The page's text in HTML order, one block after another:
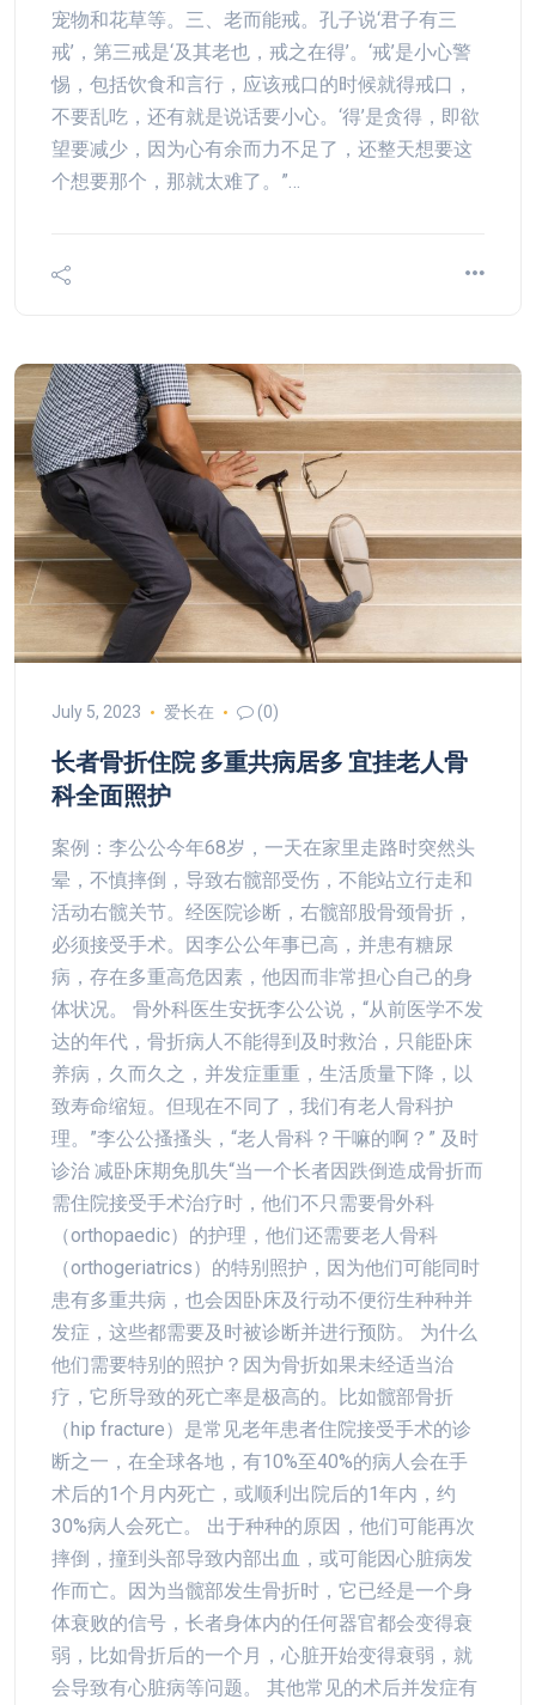
宠物和花草等。三、老而能戒。孔子说‘君子有三
戒’，第三戒是‘及其老也，戒之在得’。‘戒’是小心警
惕，包括饮食和言行，应该戒口的时候就得戒口，
不要乱吃，还有就是说话要小心。‘得’是贪得，即欲
望要减少，因为心有余而力不足了，还整天想要这
个想要那个，那就太难了。”…
July 5, 2023 爱长在 (0)
长者骨折住院 多重共病居多 宜挂老人骨
科全面照护
案例：李公公今年68岁，一天在家里走路时突然头
晕，不慎摔倒，导致右髋部受伤，不能站立行走和
活动右髋关节。经医院诊断，右髋部股骨颈骨折，
必须接受手术。因李公公年事已高，并患有糖尿
病，存在多重高危因素，他因而非常担心自己的身
体状况。 骨外科医生安抚李公公说，“从前医学不发
达的年代，骨折病人不能得到及时救治，只能卧床
养病，久而久之，并发症重重，生活质量下降，以
致寿命缩短。但现在不同了，我们有老人骨科护
理。”李公公搔搔头，“老人骨科？干嘛的啊？” 及时
诊治 减卧床期免肌失“当一个长者因跌倒造成骨折而
需住院接受手术治疗时，他们不只需要骨外科
（orthopaedic）的护理，他们还需要老人骨科
（orthogeriatrics）的特别照护，因为他们可能同时
患有多重共病，也会因卧床及行动不便衍生种种并
发症，这些都需要及时被诊断并进行预防。 为什么
他们需要特别的照护？因为骨折如果未经适当治
疗，它所导致的死亡率是极高的。比如髋部骨折
（hip fracture）是常见老年患者住院接受手术的诊
断之一，在全球各地，有10%至40%的病人会在手
术后的1个月内死亡，或顺利出院后的1年内，约
30%病人会死亡。 出于种种的原因，他们可能再次
摔倒，撞到头部导致内部出血，或可能因心脏病发
作而亡。因为当髋部发生骨折时，它已经是一个身
体衰败的信号，长者身体内的任何器官都会变得衰
弱，比如骨折后的一个月，心脏开始变得衰弱，就
会导致有心脏病等问题。 其他常见的术后并发症有